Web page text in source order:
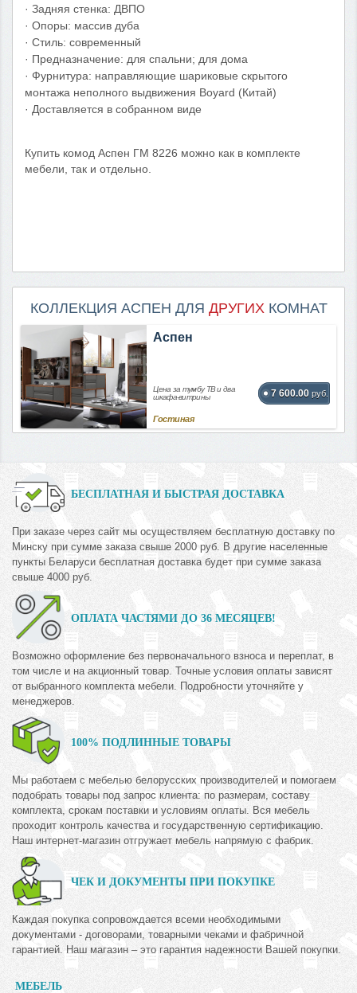
· Задняя стенка: ДВПО
· Опоры: массив дуба
· Стиль: современный
· Предназначение: для спальни; для дома
· Фурнитура: направляющие шариковые скрытого
монтажа неполного выдвижения Boyard (Китай)
· Доставляется в собранном виде
Купить комод Аспен ГМ 8226 можно как в комплекте
мебели, так и отдельно.
КОЛЛЕКЦИЯ АСПЕН ДЛЯ ДРУГИХ КОМНАТ
Аспен
Цена за тумбу ТВ и два
шкафа-витрины
7 600.00 руб.
Гостиная
БЕСПЛАТНАЯ И БЫСТРАЯ ДОСТАВКА
При заказе через сайт мы осуществляем бесплатную доставку по
Минску при сумме заказа свыше 2000 руб. В другие населенные
пункты Беларуси бесплатная доставка будет при сумме заказа
свыше 4000 руб.
ОПЛАТА ЧАСТЯМИ ДО 36 МЕСЯЦЕВ!
Возможно оформление без первоначального взноса и переплат, в
том числе и на акционный товар. Точные условия оплаты зависят
от выбранного комплекта мебели. Подробности уточняйте у
менеджеров.
100% ПОДЛИННЫЕ ТОВАРЫ
Мы работаем с мебелью белорусских производителей и помогаем
подобрать товары под запрос клиента: по размерам, составу
комплекта, срокам поставки и условиям оплаты. Вся мебель
проходит контроль качества и государственную сертификацию.
Наш интернет-магазин отгружает мебель напрямую с фабрик.
ЧЕК И ДОКУМЕНТЫ ПРИ ПОКУПКЕ
Каждая покупка сопровождается всеми необходимыми
документами - договорами, товарными чеками и фабричной
гарантией. Наш магазин – это гарантия надежности Вашей покупки.
МЕБЕЛЬ